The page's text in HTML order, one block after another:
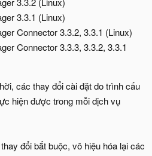
3.3.1 (Linux)
Connector 3.3.2, 3.3.1 (Linux)
Connector 3.3.3, 3.3.2, 3.3.1
các thay đổi cài đặt do trình cấu
hiện được trong mỗi dịch vụ
đổi bắt buộc, vô hiệu hóa lại các